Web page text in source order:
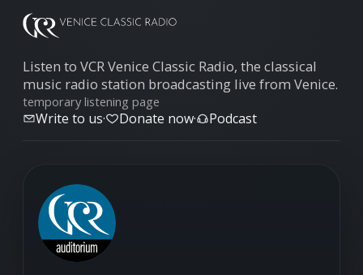
Listen to VCR Venice Classic Radio, the classical
music radio station broadcasting live from Venice.
temporary listening page
Write to us· Donate now· Podcast